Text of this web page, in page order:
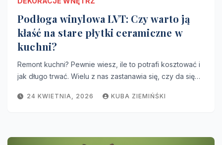
Podłoga winylowa LVT: Czy warto ją
kłaść na stare płytki ceramiczne w
kuchni?
Remont kuchni? Pewnie wiesz, ile to potrafi kosztować i
jak długo trwać. Wielu z nas zastanawia się, czy da się…
24 KWIETNIA, 2026 KUBA ZIEMIŃŚKI